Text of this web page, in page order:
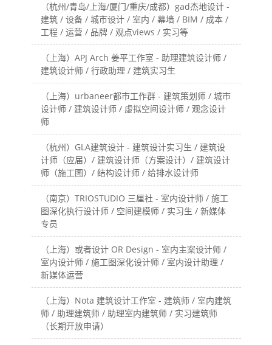
（杭州/青岛/上海/厦门/重庆/成都）gad杰地设计 -
建筑 / 设备 / 城市设计 / 室内 / 幕墙 / BIM / 成本 /
工程 / 运营 / 品牌 / 观点views / 实习等
（上海）APJ Arch 姜平工作室 - 助理建筑设计师 /
建筑设计师 / 行政助理 / 建筑实习生
（上海）urbaneer都市工作群 - 建筑策划师 / 城市
设计师 / 建筑设计师 / 虚拟空间设计师 / 观念设计
师
（杭州）GLA建筑设计 - 建筑设计实习生 / 建筑设
计师（应届）/ 建筑设计师（方案设计）/ 建筑设计
师（施工图）/ 结构设计师 / 给排水设计师
（南京）TRIOSTUDIO 三厘社 - 室内设计师 / 施工
图深化执行设计师 / 空间建模师 / 实习生 / 新媒体
专员
（上海）或者设计 OR Design - 室内主案设计师 /
室内设计师 / 施工图深化设计师 / 室内设计助理 /
新媒体运营
（上海）Nota 建筑设计工作室 - 建筑师 / 室内建筑
师 / 助理建筑师 / 助理室内建筑师 / 实习建筑师
（长期开放申请）